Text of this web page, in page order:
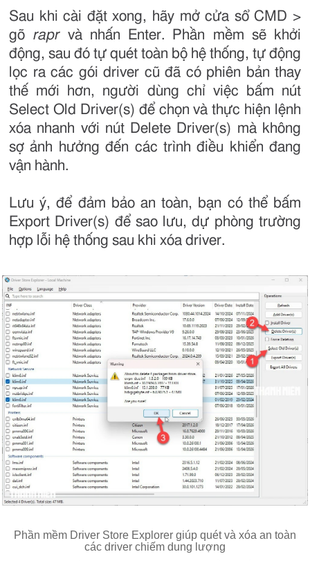
Sau khi cài đặt xong, hãy mở cửa sổ CMD >
gõ rapr và nhấn Enter. Phần mềm sẽ khởi
động, sau đó tự quét toàn bộ hệ thống, tự động
lọc ra các gói driver cũ đã có phiên bản thay
thế mới hơn, người dùng chỉ việc bấm nút
Select Old Driver(s) để chọn và thực hiện lệnh
xóa nhanh với nút Delete Driver(s) mà không
sợ ảnh hưởng đến các trình điều khiển đang
vận hành.
Lưu ý, để đảm bảo an toàn, bạn có thể bấm
Export Driver(s) để sao lưu, dự phòng trường
hợp lỗi hệ thống sau khi xóa driver.
Phần mềm Driver Store Explorer giúp quét và xóa an toàn
các driver chiếm dung lượng